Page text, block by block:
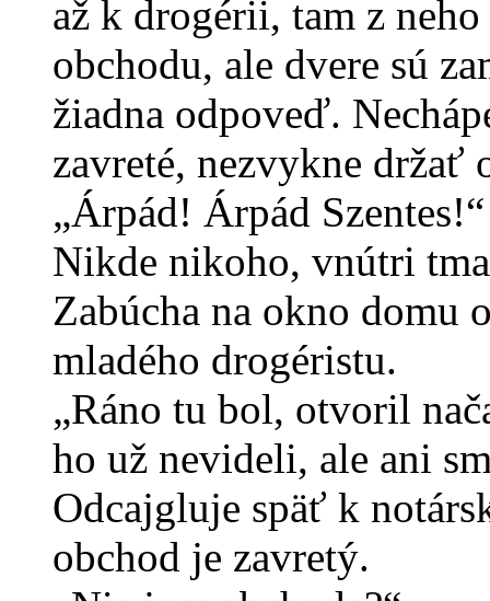
až k drogérii, tam z
obchodu, ale dvere sú
žiadna odpoveď.
zavreté, nezvykne držať
„Árpád! Árpád Szentes!“
Nikde nikoho, vnútri
Zabúcha na okno domu
mladého drogéristu.
„Ráno tu bol, otvoril
ho už nevideli, ale ani
Odcajgluje späť k
obchod je zavretý.